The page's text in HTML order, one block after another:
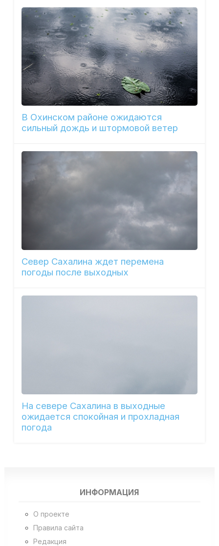
В Охинском районе ожидаются
сильный дождь и штормовой ветер
Север Сахалина ждет перемена
погоды после выходных
На севере Сахалина в выходные
ожидается спокойная и прохладная
погода
ИНФОРМАЦИЯ
О проекте
Правила сайта
Редакция